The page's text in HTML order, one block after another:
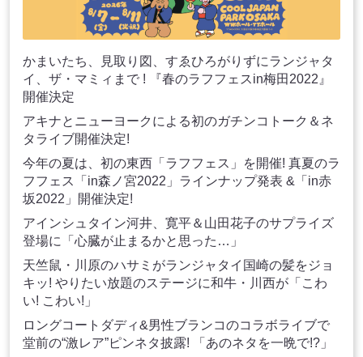
かまいたち、見取り図、すゑひろがりずにランジャタ
イ、ザ・マミィまで ! 『春のラフフェスin梅田2022』
開催決定
アキナとニューヨークによる初のガチンコトーク＆ネ
タライブ開催決定!
今年の夏は、初の東西「ラフフェス」を開催! 真夏のラ
フフェス「in森ノ宮2022」ラインナップ発表 &「in赤
坂2022」開催決定!
アインシュタイン河井、寛平＆山田花子のサプライズ
登場に「心臓が止まるかと思った…」
天竺鼠・川原のハサミがランジャタイ国崎の髪をジョ
キッ! やりたい放題のステージに和牛・川西が「こわ
い! こわい!」
ロングコートダディ&男性ブランコのコラボライブで
堂前の“激レア”ピンネタ披露! 「あのネタを一晩で!?」